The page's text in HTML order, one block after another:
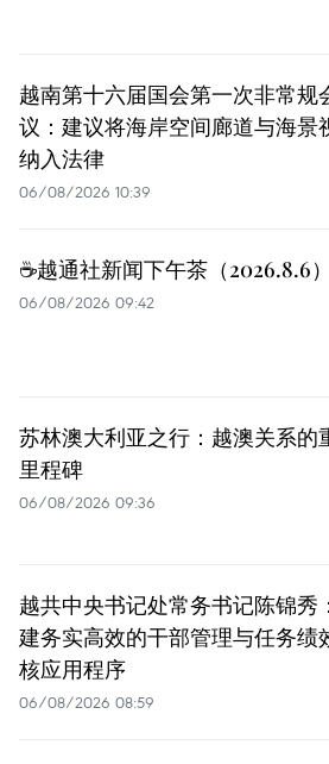
越南第十六届国会第一次非常规
议：建议将海岸空间廊道与海景
纳入法律
06/08/2026 10:39
☕️越通社新闻下午茶（2026.8.6）
06/08/2026 09:42
苏林澳大利亚之行：越澳关系的
里程碑
06/08/2026 09:36
越共中央书记处常务书记陈锦秀
建务实高效的干部管理与任务绩
核应用程序
06/08/2026 08:59